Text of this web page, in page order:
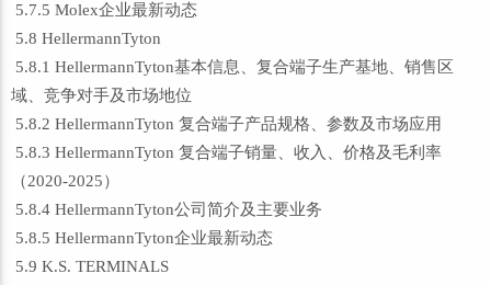
5.7.5 Molex企业最新动态
5.8 HellermannTyton
5.8.1 HellermannTyton基本信息、复合端子生产基地、销售区
域、竞争对手及市场地位
5.8.2 HellermannTyton 复合端子产品规格、参数及市场应用
5.8.3 HellermannTyton 复合端子销量、收入、价格及毛利率
（2020-2025）
5.8.4 HellermannTyton公司简介及主要业务
5.8.5 HellermannTyton企业最新动态
5.9 K.S. TERMINALS